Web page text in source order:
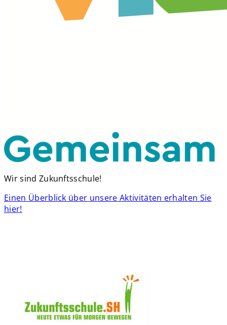
Wir sind Zukunftsschule!
Einen Überblick über unsere Aktivitäten erhalten Sie
hier!